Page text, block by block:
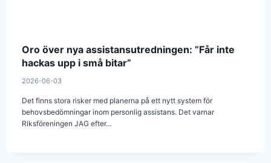
Oro över nya assistansutredningen: ”Får inte
hackas upp i små bitar”
2026-06-03
Det finns stora risker med planerna på ett nytt system för
behovsbedömningar inom personlig assistans. Det varnar
Riksföreningen JAG efter…